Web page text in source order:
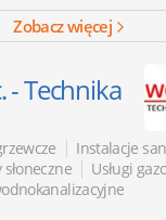
Zobacz więcej
- Technika
| Instalacje
| Usługi